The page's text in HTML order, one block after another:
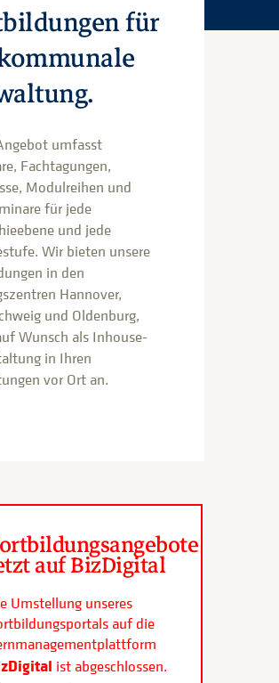
für
umfasst
Fachtagungen,
Modulreihen und
für jede
und jede
Wir bieten unsere
in den
Hannover,
und Oldenburg,
Wunsch als Inhouse-
in Ihren
vor Ort an.
auf BizDigital
Umstellung unseres
auf die
ist abgeschlossen.